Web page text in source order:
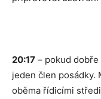
20:17 – pokud
jeden člen posádky.
oběma řídicími